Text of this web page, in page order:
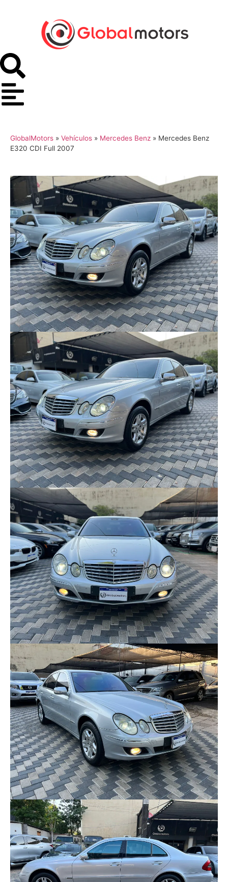
GlobalMotors » Vehículos » Mercedes Benz » Mercedes Benz
E320 CDI Full 2007